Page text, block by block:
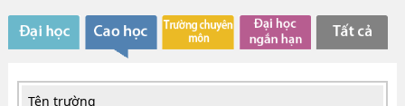
Các đại học trong tỉnh đều hướng tới quốc tế hóa. Gần đây có 5 trường
đại học ở Nhật được báo chí đăng tin với mệnh danh là 5 trường đại học
quốc tế, là những trường đặc biệt chú trọng tới việc quốc tế hóa. Và một
Tên trường